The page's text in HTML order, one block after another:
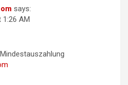
says:
1:26 AM